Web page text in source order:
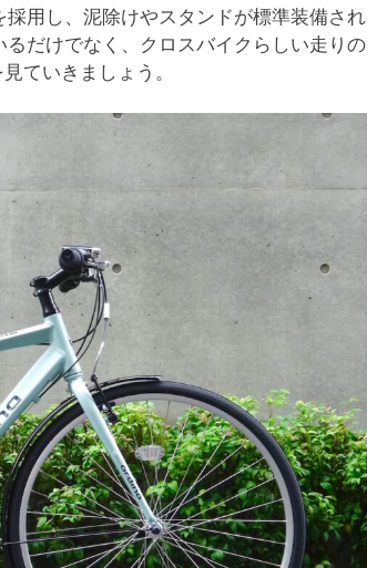
用し、泥除けやスタンドが標準装備され
だけでなく、クロスバイクらしい走りの
ていきましょう。